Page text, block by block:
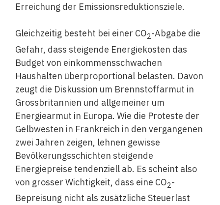
Erreichung der Emissionsreduktionsziele.
Gleichzeitig besteht bei einer CO2-Abgabe die
Gefahr, dass steigende Energiekosten das
Budget von einkommensschwachen
Haushalten überproportional belasten. Davon
zeugt die Diskussion um Brennstoffarmut in
Grossbritannien und allgemeiner um
Energiearmut in Europa. Wie die Proteste der
Gelbwesten in Frankreich in den vergangenen
zwei Jahren zeigen, lehnen gewisse
Bevölkerungsschichten steigende
Energiepreise tendenziell ab. Es scheint also
von grosser Wichtigkeit, dass eine CO2-
Bepreisung nicht als zusätzliche Steuerlast